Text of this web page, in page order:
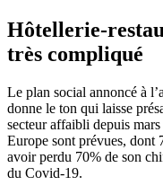
Hôtellerie-
très compliqué
Le plan social annoncé à
donne le ton qui laisse
secteur affaibli depuis
Europe sont prévues, dont
avoir perdu 70% de son
du Covid-19.